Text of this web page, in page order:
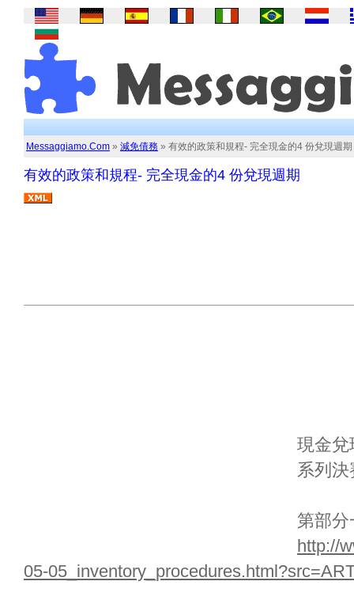
Messaggiamo.Com » 減免債務 » 有效的政策和規程- 完全現金的4 份兌現週期
有效的政策和規程- 完全現金的4 份兌現週期
現金兌
系列決
第部分
http://
05-